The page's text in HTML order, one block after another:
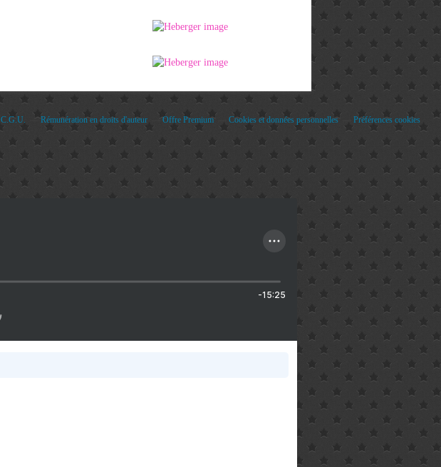
C.G.U. Rémunération en droits d'auteur Offre Premium Cookies et données personnelles Préférences cookies
-15:25